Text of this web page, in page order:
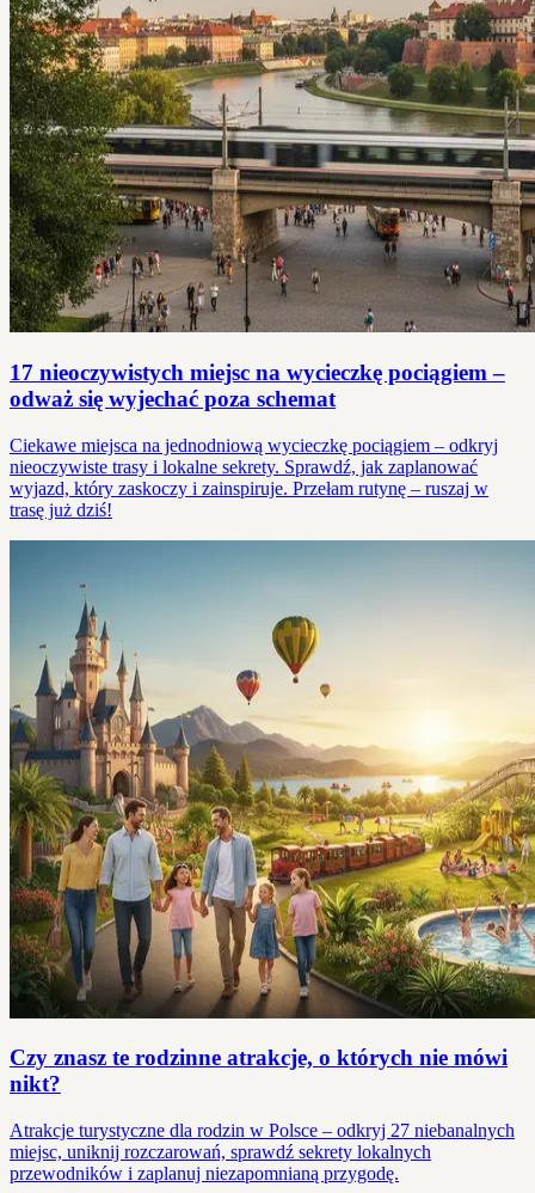
17 nieoczywistych miejsc na wycieczkę pociągiem –
odważ się wyjechać poza schemat
Ciekawe miejsca na jednodniową wycieczkę pociągiem – odkryj
nieoczywiste trasy i lokalne sekrety. Sprawdź, jak zaplanować
wyjazd, który zaskoczy i zainspiruje. Przełam rutynę – ruszaj w
trasę już dziś!
Czy znasz te rodzinne atrakcje, o których nie mówi
nikt?
Atrakcje turystyczne dla rodzin w Polsce – odkryj 27 niebanalnych
miejsc, uniknij rozczarowań, sprawdź sekrety lokalnych
przewodników i zaplanuj niezapomnianą przygodę.